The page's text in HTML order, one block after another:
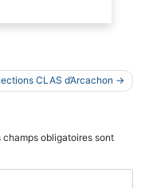
CLAS d’Arcachon
champs obligatoires sont